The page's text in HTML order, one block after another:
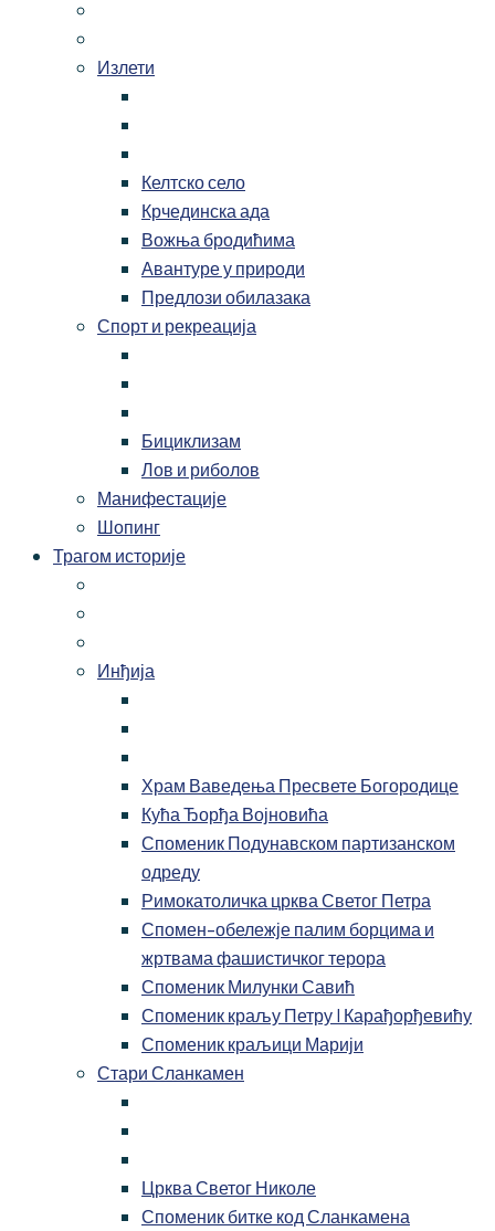
Излети
Келтско село
Крчединска ада
Вожња бродићима
Авантуре у природи
Предлози обилазака
Спорт и рекреација
Бициклизам
Лов и риболов
Манифестације
Шопинг
Трагом историје
Инђија
Храм Ваведења Пресвете Богородице
Кућа Ђорђа Војновића
Споменик Подунавском партизанском
одреду
Римокатоличка црква Светог Петра
Спомен-обележје палим борцима и
жртвама фашистичког терора
Споменик Милунки Савић
Споменик краљу Петру I Карађорђевићу
Споменик краљици Марији
Стари Сланкамен
Црква Светог Николе
Споменик битке код Сланкамена